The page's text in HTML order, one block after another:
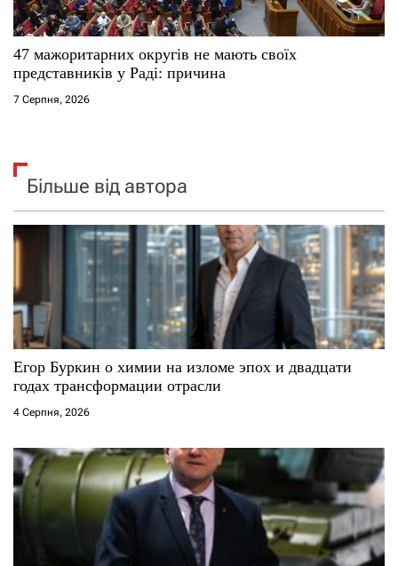
47 мажоритарних округів не мають своїх
представників у Раді: причина
7 Серпня, 2026
Більше від автора
Егор Буркин о химии на изломе эпох и двадцати
годах трансформации отрасли
4 Серпня, 2026